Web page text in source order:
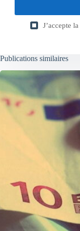
J’accepte la
Publications similaires